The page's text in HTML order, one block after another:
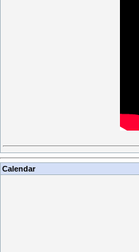
Calendar